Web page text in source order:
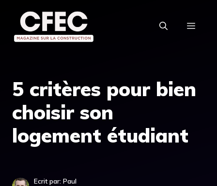
contenu
5 critères pour bien
choisir son
logement étudiant
Ecrit par: Paul